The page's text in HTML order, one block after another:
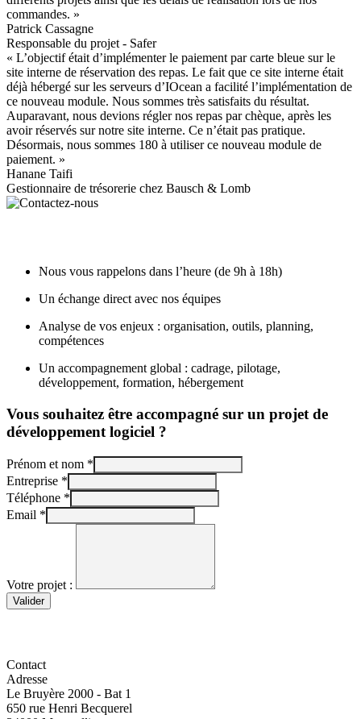
commandes. »
Patrick Cassagne
Responsable du projet - Safer
« L’objectif était d’implémenter le paiement par carte bleue sur le
site interne de réservation des repas. Le fait que ce site interne était
déjà hébergé sur les serveurs d’IOcean a facilité l’implémentation de
ce nouveau module. Nous sommes très satisfaits du résultat.
Auparavant, nous devions régler nos repas par chèque, après les
avoir réservés sur notre site interne. Ce n’était pas pratique.
Désormais, nous sommes 180 à utiliser ce nouveau module de
paiement. »
Hanane Taifi
Gestionnaire de trésorerie chez Bausch & Lomb
Nous vous rappelons dans l’heure (de 9h à 18h)
Un échange direct avec nos équipes
Analyse de vos enjeux : organisation, outils, planning,
compétences
Un accompagnement global : cadrage, pilotage,
développement, formation, hébergement
Vous souhaitez être accompagné sur un projet de
développement logiciel ?
Prénom et nom *
Entreprise *
Téléphone *
Email *
Votre projet :
Contact
Adresse
Le Bruyère 2000 - Bat 1
650 rue Henri Becquerel